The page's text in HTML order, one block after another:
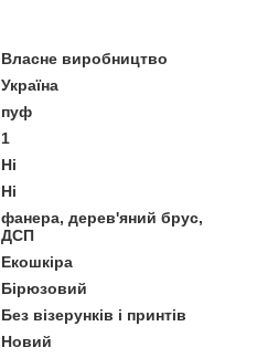
Власне виробництво
Україна
пуф
1
Ні
Ні
фанера, дерев'яний брус,
ДСП
Екошкіра
Бірюзовий
Без візерунків і принтів
Новий